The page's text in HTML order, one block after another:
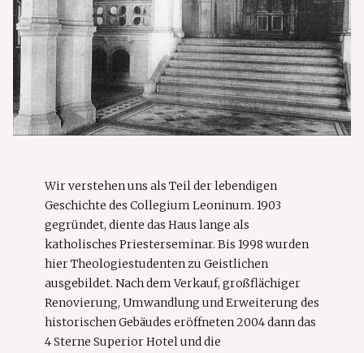
Wir verstehen uns als Teil der lebendigen
Geschichte des Collegium Leoninum. 1903
gegründet, diente das Haus lange als
katholisches Priesterseminar. Bis 1998 wurden
hier Theologiestudenten zu Geistlichen
ausgebildet. Nach dem Verkauf, großflächiger
Renovierung, Umwandlung und Erweiterung des
historischen Gebäudes eröffneten 2004 dann das
4 Sterne Superior Hotel und die